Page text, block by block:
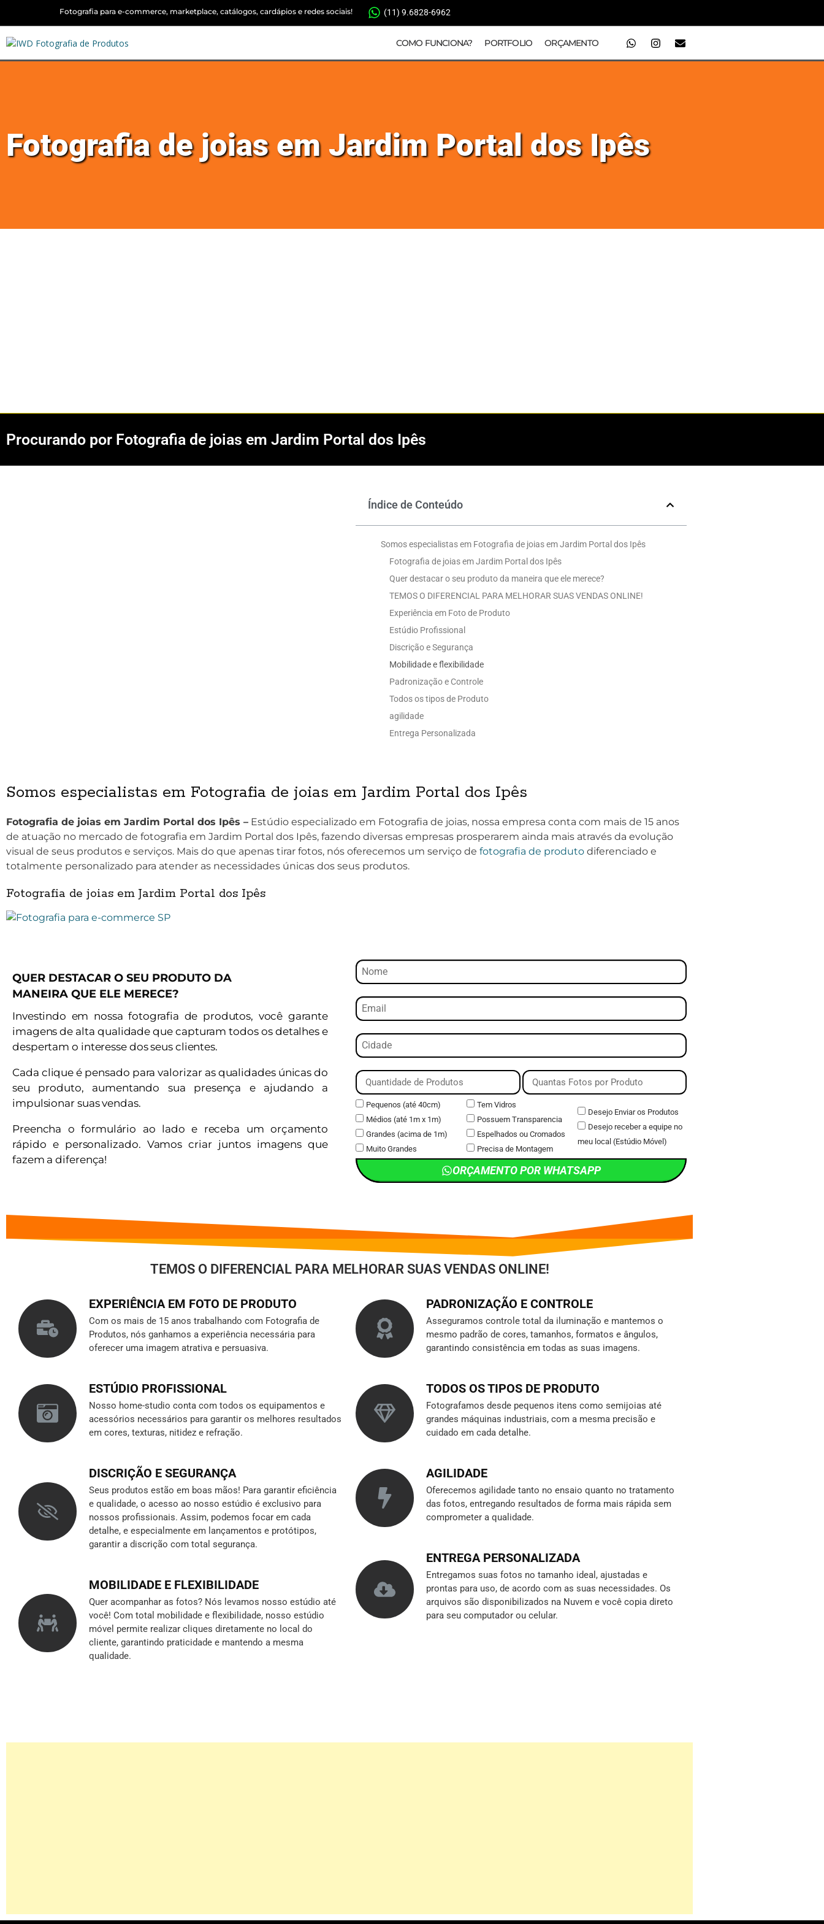
Fotografia para e-commerce, marketplace, catálogos, cardápios e redes sociais! (11) 9.6828-6962
COMO FUNCIONA? PORTFOLIO ORÇAMENTO
Fotografia de joias em Jardim Portal dos Ipês
Procurando por Fotografia de joias em Jardim Portal dos Ipês
Índice de Conteúdo
Somos especialistas em Fotografia de joias em Jardim Portal dos Ipês
Fotografia de joias em Jardim Portal dos Ipês
Quer destacar o seu produto da maneira que ele merece?
TEMOS O DIFERENCIAL PARA MELHORAR SUAS VENDAS ONLINE!
Experiência em Foto de Produto
Estúdio Profissional
Discrição e Segurança
Mobilidade e flexibilidade
Padronização e Controle
Todos os tipos de Produto
agilidade
Entrega Personalizada
Somos especialistas em Fotografia de joias em Jardim Portal dos Ipês
Fotografia de joias em Jardim Portal dos Ipês – Estúdio especializado em Fotografia de joias, nossa empresa conta com mais de 15 anos
de atuação no mercado de fotografia em Jardim Portal dos Ipês, fazendo diversas empresas prosperarem ainda mais através da evolução
visual de seus produtos e serviços. Mais do que apenas tirar fotos, nós oferecemos um serviço de fotografia de produto diferenciado e
totalmente personalizado para atender as necessidades únicas dos seus produtos.
Fotografia de joias em Jardim Portal dos Ipês
QUER DESTACAR O SEU PRODUTO DA
MANEIRA QUE ELE MERECE?
Investindo em nossa fotografia de produtos, você garante
imagens de alta qualidade que capturam todos os detalhes e
despertam o interesse dos seus clientes.
Cada clique é pensado para valorizar as qualidades únicas do
seu produto, aumentando sua presença e ajudando a
impulsionar suas vendas.
Preencha o formulário ao lado e receba um orçamento
rápido e personalizado. Vamos criar juntos imagens que
fazem a diferença!
Pequenos (até 40cm)
Médios (até 1m x 1m)
Grandes (acima de 1m)
Muito Grandes
Tem Vidros
Possuem Transparencia
Espelhados ou Cromados
Precisa de Montagem
Desejo Enviar os Produtos
Desejo receber a equipe no
meu local (Estúdio Móvel)
ORÇAMENTO POR WHATSAPP
TEMOS O DIFERENCIAL PARA MELHORAR SUAS VENDAS ONLINE!
EXPERIÊNCIA EM FOTO DE PRODUTO
Com os mais de 15 anos trabalhando com Fotografia de
Produtos, nós ganhamos a experiência necessária para
oferecer uma imagem atrativa e persuasiva.
ESTÚDIO PROFISSIONAL
Nosso home-studio conta com todos os equipamentos e
acessórios necessários para garantir os melhores resultados
em cores, texturas, nitidez e refração.
DISCRIÇÃO E SEGURANÇA
Seus produtos estão em boas mãos! Para garantir eficiência
e qualidade, o acesso ao nosso estúdio é exclusivo para
nossos profissionais. Assim, podemos focar em cada
detalhe, e especialmente em lançamentos e protótipos,
garantir a discrição com total segurança.
MOBILIDADE E FLEXIBILIDADE
Quer acompanhar as fotos? Nós levamos nosso estúdio até
você! Com total mobilidade e flexibilidade, nosso estúdio
móvel permite realizar cliques diretamente no local do
cliente, garantindo praticidade e mantendo a mesma
qualidade.
PADRONIZAÇÃO E CONTROLE
Asseguramos controle total da iluminação e mantemos o
mesmo padrão de cores, tamanhos, formatos e ângulos,
garantindo consistência em todas as suas imagens.
TODOS OS TIPOS DE PRODUTO
Fotografamos desde pequenos itens como semijoias até
grandes máquinas industriais, com a mesma precisão e
cuidado em cada detalhe.
AGILIDADE
Oferecemos agilidade tanto no ensaio quanto no tratamento
das fotos, entregando resultados de forma mais rápida sem
comprometer a qualidade.
ENTREGA PERSONALIZADA
Entregamos suas fotos no tamanho ideal, ajustadas e
prontas para uso, de acordo com as suas necessidades. Os
arquivos são disponibilizados na Nuvem e você copia direto
para seu computador ou celular.